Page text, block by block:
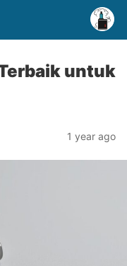
untuk
1 year ago